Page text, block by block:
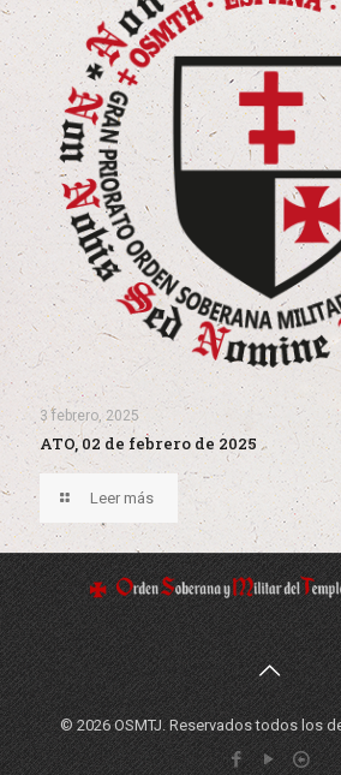
3 febrero, 2025
ATO, 02 de febrero de 2025
Leer más
© 2026 OSMTJ. Reservados todos los